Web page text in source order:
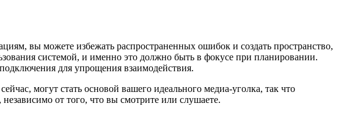
вы можете избежать распространенных ошибок и создать пространство,
системой, и именно это должно быть в фокусе при планировании.
для упрощения взаимодействия.
могут стать основой вашего идеального медиа-уголка, так что
от того, что вы смотрите или слушаете.